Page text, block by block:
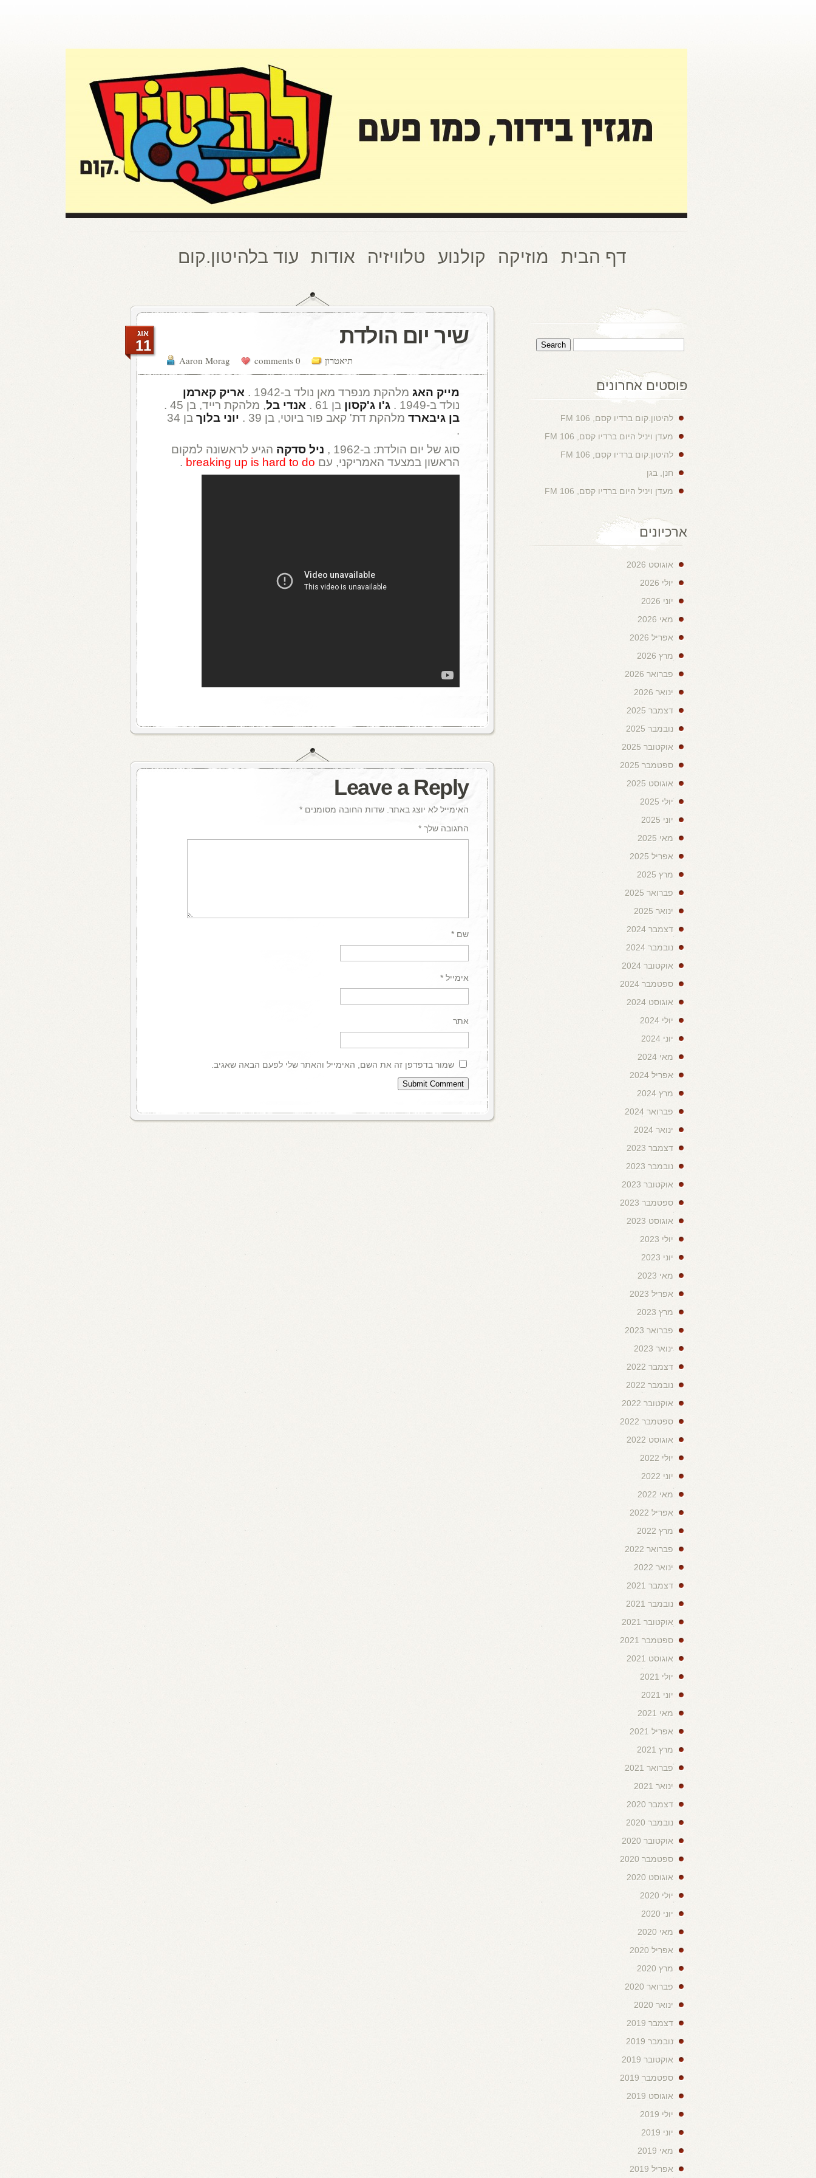
דף הבית מוזיקה קולנוע טלוויזיה אודות עוד בלהיטון.קום
שיר יום הולדת
Aaron Morag 0 comments תיאטרון
אוג
11
מייק האג מלהקת מנפרד מאן נולד ב-1942 .
אריק קארמן
נולד ב-1949 .
ג'ו ג'קסון בן 61 . אנדי בל, מלהקת רייד, בן 45 .
בן גיבארד מלהקת דת' קאב פור ביוטי, בן 39 . יוני בלוך
בן 34
.
סוג של יום הולדת: ב-1962 ,
ניל סדקה הגיע לראשונה למקום
הראשון במצעד האמריקני, עם breaking up is hard to do
.
Leave a Reply
האימייל לא יוצג באתר. שדות החובה מסומנים *
התגובה שלך *
שם *
אימייל *
אתר
שמור בדפדפן זה את השם, האימייל והאתר שלי לפעם הבאה שאגיב.
פוסטים אחרונים
להיטון.קום ברדיו קסם, 106 FM
מעדן ויניל היום ברדיו קסם, 106 FM
להיטון.קום ברדיו קסם, 106 FM
חנן, בגן
מעדן ויניל היום ברדיו קסם, 106 FM
ארכיונים
אוגוסט 2026
יולי 2026
יוני 2026
מאי 2026
אפריל 2026
מרץ 2026
פברואר 2026
ינואר 2026
דצמבר 2025
נובמבר 2025
אוקטובר 2025
ספטמבר 2025
אוגוסט 2025
יולי 2025
יוני 2025
מאי 2025
אפריל 2025
מרץ 2025
פברואר 2025
ינואר 2025
דצמבר 2024
נובמבר 2024
אוקטובר 2024
ספטמבר 2024
אוגוסט 2024
יולי 2024
יוני 2024
מאי 2024
אפריל 2024
מרץ 2024
פברואר 2024
ינואר 2024
דצמבר 2023
נובמבר 2023
אוקטובר 2023
ספטמבר 2023
אוגוסט 2023
יולי 2023
יוני 2023
מאי 2023
אפריל 2023
מרץ 2023
פברואר 2023
ינואר 2023
דצמבר 2022
נובמבר 2022
אוקטובר 2022
ספטמבר 2022
אוגוסט 2022
יולי 2022
יוני 2022
מאי 2022
אפריל 2022
מרץ 2022
פברואר 2022
ינואר 2022
דצמבר 2021
נובמבר 2021
אוקטובר 2021
ספטמבר 2021
אוגוסט 2021
יולי 2021
יוני 2021
מאי 2021
אפריל 2021
מרץ 2021
פברואר 2021
ינואר 2021
דצמבר 2020
נובמבר 2020
אוקטובר 2020
ספטמבר 2020
אוגוסט 2020
יולי 2020
יוני 2020
מאי 2020
אפריל 2020
מרץ 2020
פברואר 2020
ינואר 2020
דצמבר 2019
נובמבר 2019
אוקטובר 2019
ספטמבר 2019
אוגוסט 2019
יולי 2019
יוני 2019
מאי 2019
אפריל 2019